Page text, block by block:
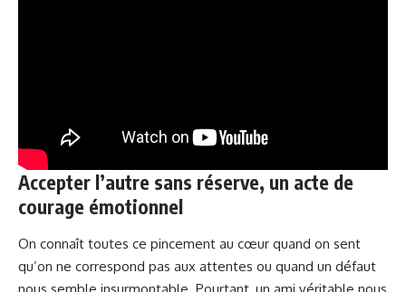
Accepter l’autre sans réserve, un acte de
courage émotionnel
On connaît toutes ce pincement au cœur quand on sent
qu’on ne correspond pas aux attentes ou quand un défaut
nous semble insurmontable. Pourtant, un ami véritable nous